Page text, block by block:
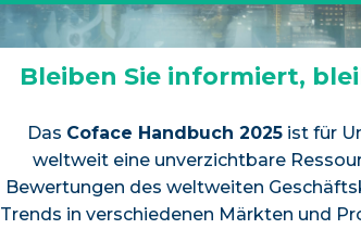
Bleiben Sie informiert,
Das Coface Handbuch 2025ist für
weltweit eine unverzichtbare
Bewertungen des weltweiten
Trends in verschiedenen Märkten und